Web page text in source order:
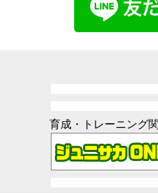
育成・トレーニング